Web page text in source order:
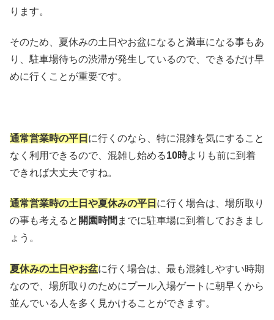
ります。
そのため、夏休みの土日やお盆になると満車になる事もあ
り、駐車場待ちの渋滞が発生しているので、できるだけ早
めに行くことが重要です。
通常営業時の平日 に行くのなら、特に混雑を気にすること
なく利用できるので、混雑し始める10時よりも前に到着
できれば大丈夫ですね。
通常営業時の土日や夏休みの平日 に行く場合は、場所取り
の事も考えると 開園時間 までに駐車場に到着しておきまし
ょう。
夏休みの土日やお盆に行く場合は、最も混雑しやすい時期
なので、場所取りのためにプール入場ゲートに朝早くから
並んでいる人を多く見かけることができます。